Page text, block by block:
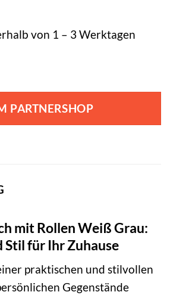
von 1 – 3 Werktagen
PARTNERSHOP
mit Rollen Weiß Grau:
für Ihr Zuhause
praktischen und stilvollen
Gegenstände